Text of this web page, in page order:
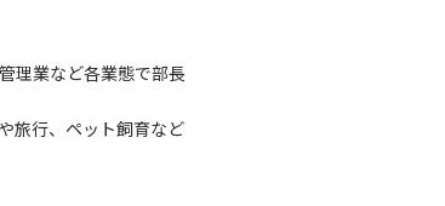
理業など各業態で部長
旅行、ペット飼育など